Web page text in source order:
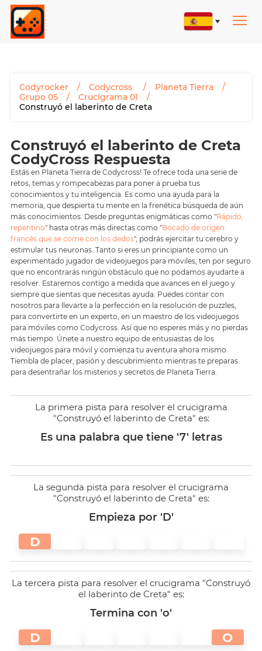
Codyrocker Codycross
Planeta Tierra
Grupo 05
Crucigrama 01
Construyó el laberinto de Creta
Construyó el laberinto de Creta
CodyCross Respuesta
Estás en Planeta Tierra de Codycross! Te ofrece toda una serie de
retos, temas y rompecabezas para poner a prueba tus
conocimientos y tu inteligencia. Es como una ayuda para la
memoria, que despierta tu mente en la frenética búsqueda de aún
más conocimientos. Desde preguntas enigmáticas como "Rápido,
repentino" hasta otras más directas como "Bocado de origen
francés que se come con los dedos", podrás ejercitar tu cerebro y
estimular tus neuronas. Tanto si eres un principiante como un
experimentado jugador de videojuegos para móviles, ten por seguro
que no encontrarás ningún obstáculo que no podamos ayudarte a
resolver. Estaremos contigo a medida que avances en el juego y
siempre que sientas que necesitas ayuda. Puedes contar con
nosotros para llevarte a la perfección en la resolución de puzzles,
para convertirte en un experto, en un maestro de los videojuegos
para móviles como Codycross. Así que no esperes más y no pierdas
más tiempo. Únete a nuestro equipo de entusiastas de los
videojuegos para móvil y comienza tu aventura ahora mismo.
Tiembla de placer, pasión y descubrimiento mientras te preparas
para desentrañar los misterios y secretos de Planeta Tierra.
La primera pista para resolver el crucigrama
"Construyó el laberinto de Creta" es:
Es una palabra que tiene '7' letras
La segunda pista para resolver el crucigrama
"Construyó el laberinto de Creta" es:
Empieza por 'D'
D
La tercera pista para resolver el crucigrama "Construyó
el laberinto de Creta" es:
Termina con 'o'
D O